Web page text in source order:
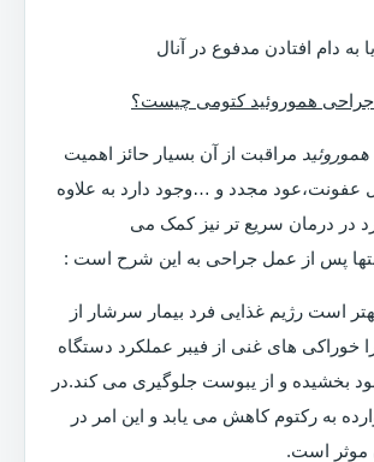
به دام افتادن مدفوع در آنال
جراحی هموروئید کتومی چیست؟
مراقبت از آن بسیار حائز اهمیت
عفونت،عود مجدد و …وجود دارد به علاوه
در درمان سریع تر نیز کمک می
پس از عمل جراحی به این شرح است :
است رژیم غذایی فرد بیمار سرشار از
خوراکی های غنی از فیبر عملکرد دستگاه
بخشیده و از یبوست جلوگیری می کند.در
به رکتوم کاهش می یابد و این امر در
موثر است.